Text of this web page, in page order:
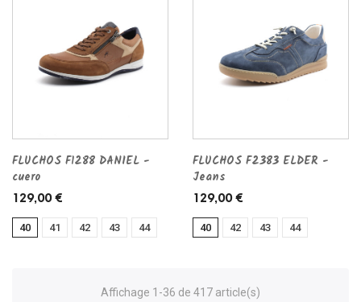
FLUCHOS F1288 DANIEL -
cuero
129,00 €
40 41 42 43 44
FLUCHOS F2383 ELDER -
Jeans
129,00 €
40 42 43 44
Affichage 1-36 de 417 article(s)